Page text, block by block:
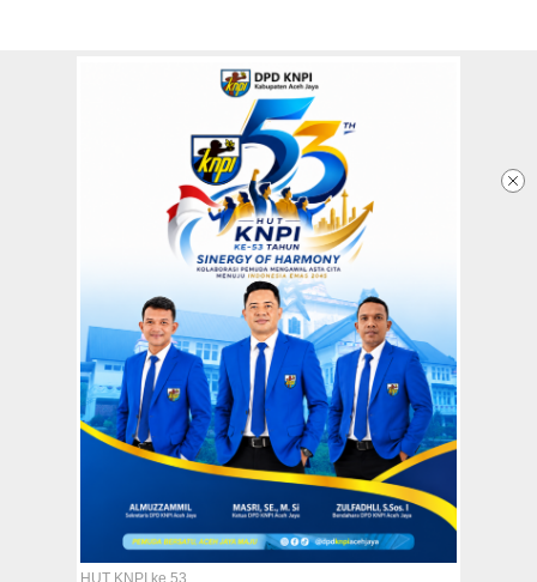
HUT KNPI ke 53
Redaksi Tentang Kami
Copyright @2026 Aceh Jaya Post